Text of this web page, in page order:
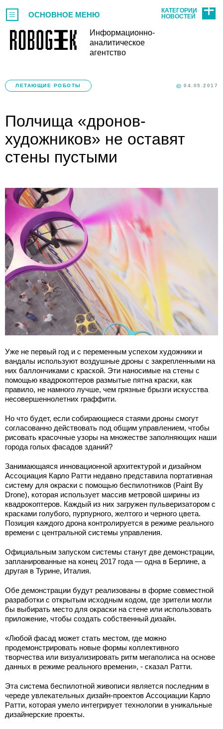
Информационно-
аналитическое
агентство
ОСНОВНОЕ МЕНЮ
КАТЕГОРИИ
НОВОСТЕЙ
ЛЕТАЮЩИЕ РОБОТЫ 04.05.2017
Полчища «дронов-
художников» не оставят
стены пустыми
Уже не первый год и с переменным успехом художники и
вандалы используют воздушные дроны с закрепленными на
них баллончиками с краской. Эти наносимые на стены с
помощью квадрокоптеров размытые пятна краски, как
правило, не намного лучше, чем грязные брызги искусства
несовершеннолетних граффити.
Но что будет, если собирающиеся стаями дроны смогут
согласованно действовать под общим управлением, чтобы
рисовать красочные узоры на множестве заполняющих наши
города голых фасадов зданий?
Занимающаяся инновационной архитектурой и дизайном
Ассоциация Карло Ратти недавно представила портативная
систему для окраски с помощью беспилотников (Paint By
Drone), которая использует массив метровой ширины из
квадрокоптеров. Каждый из них загружен пульверизатором с
красками голубого, пурпурного, желтого и черного цвета.
Позиция каждого дрона контролируется в режиме реального
времени с центральной системы управления.
Официальным запуском системы станут две демонстрации,
запланированные на конец 2017 года — одна в Берлине, а
другая в Турине, Италия.
Обе демонстрации будут реализованы в форме совместной
разработки с открытым исходным кодом, где зрители могли
бы выбирать место для окраски на стене или использовать
приложение, чтобы создать собственный дизайн.
«Любой фасад может стать местом, где можно
продемонстрировать новые формы коллективного
творчества или визуализировать ритм мегаполиса на основе
данных в режиме реального времени», - сказал Ратти.
Эта система беспилотной живописи является последним в
череде увлекательных дизайн-проектов Ассоциации Карло
Ратти, которая умело интегрирует технологии в уникальные
дизайнерские проекты.